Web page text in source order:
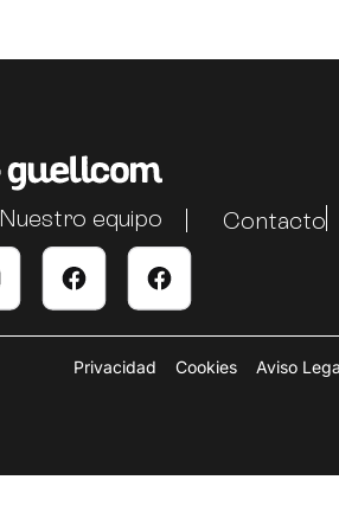
Nuestro equipo Contacto
Privacidad Cookies Aviso